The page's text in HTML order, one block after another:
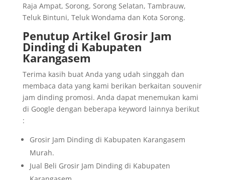
Raja Ampat, Sorong, Sorong Selatan, Tambrauw,
Teluk Bintuni, Teluk Wondama dan Kota Sorong.
Penutup Artikel Grosir Jam
Dinding di Kabupaten
Karangasem
Terima kasih buat Anda yang udah singgah dan
membaca data yang kami berikan berkaitan souvenir
jam dinding promosi. Anda dapat menemukan kami
di Google dengan beberapa keyword lainnya berikut
:
Grosir Jam Dinding di Kabupaten Karangasem
Murah.
Jual Beli Grosir Jam Dinding di Kabupaten